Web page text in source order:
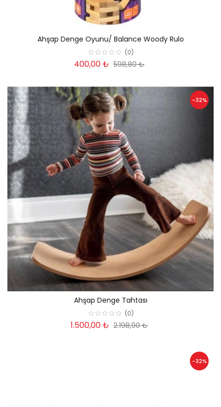
Ahşap Denge Oyunu/ Balance Woody Rulo
(0)
400,00 ₺ 598,80 ₺
-32%
Ahşap Denge Tahtası
(0)
1.500,00 ₺ 2.198,90 ₺
-32%